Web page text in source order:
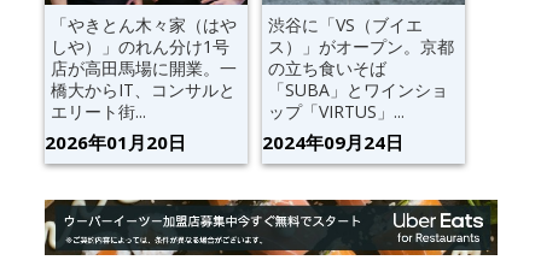
「やきとん木々家（はや
しや）」のれん分け1号
店が高田馬場に開業。一
橋大からIT、コンサルと
エリート街...
2026年01月20日
渋谷に「VS（ブイエ
ス）」がオープン。京都
の立ち食いそば
「SUBA」とワインショ
ップ「VIRTUS」...
2024年09月24日